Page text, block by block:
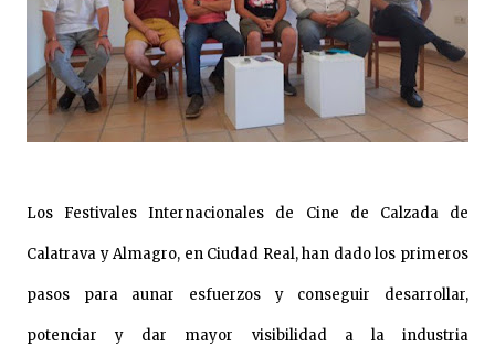
Los Festivales Internacionales de Cine de Calzada de
Calatrava y Almagro, en Ciudad Real, han dado los primeros
pasos para aunar esfuerzos y conseguir desarrollar,
potenciar y dar mayor visibilidad a la industria